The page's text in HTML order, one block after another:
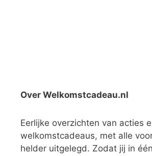
Over Welkomstcadeau.nl
Eerlijke overzichten van acties
welkomstcadeaus, met alle
helder uitgelegd. Zodat jij in